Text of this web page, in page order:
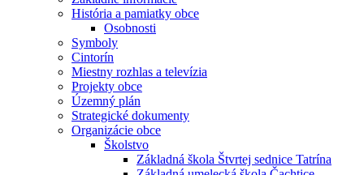
História a pamiatky obce
Osobnosti
Symboly
Cintorín
Miestny rozhlas a televízia
Projekty obce
Územný plán
Strategické dokumenty
Organizácie obce
Školstvo
Základná škola Štvrtej sednice Tatrína